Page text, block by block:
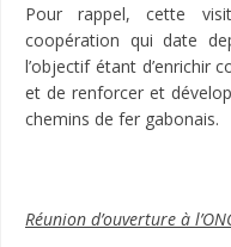
Pour rappel, cette
coopération qui date
l’objectif étant d’enrichir
et de renforcer et
chemins de fer gabonais.
Réunion d’ouverture à